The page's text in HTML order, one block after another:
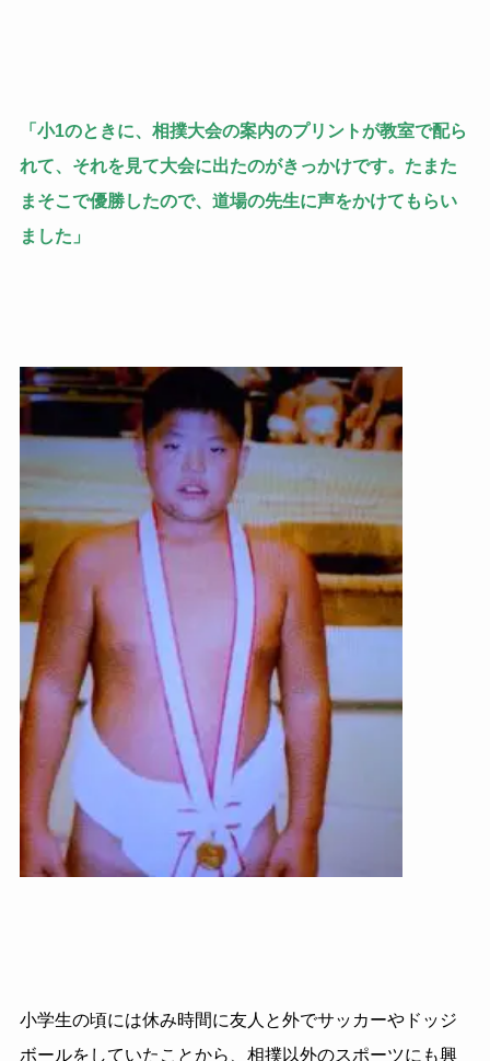
「小1のときに、相撲大会の案内のプリントが教室で配ら
れて、それを見て大会に出たのがきっかけです。たまた
まそこで優勝したので、道場の先生に声をかけてもらい
ました」
小学生の頃には休み時間に友人と外でサッカーやドッジ
ボールをしていたことから、相撲以外のスポーツにも興